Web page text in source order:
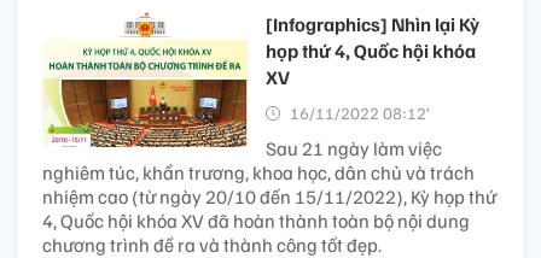
[Infographics] Nhìn lại Kỳ
họp thứ 4, Quốc hội khóa
XV
16/11/2022 08:12’
Sau 21 ngày làm việc
nghiêm túc, khẩn trương, khoa học, dân chủ và trách
nhiệm cao (từ ngày 20/10 đến 15/11/2022), Kỳ họp thứ
4, Quốc hội khóa XV đã hoàn thành toàn bộ nội dung
chương trình đề ra và thành công tốt đẹp.